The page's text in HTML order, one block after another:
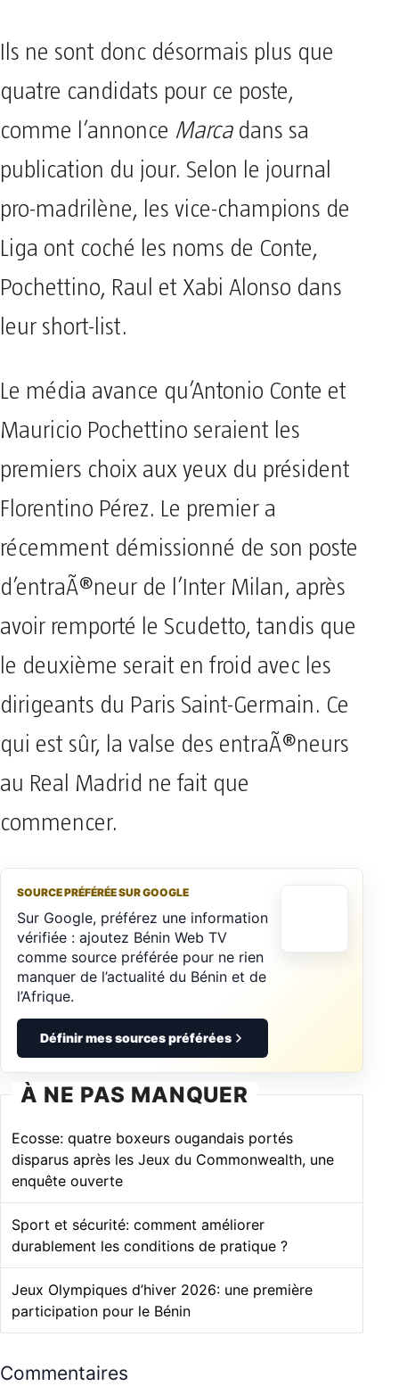
Ils ne sont donc désormais plus que
quatre candidats pour ce poste,
comme l’annonce Marca dans sa
publication du jour. Selon le journal
pro-madrilène, les vice-champions de
Liga ont coché les noms de Conte,
Pochettino, Raul et Xabi Alonso dans
leur short-list.
Le média avance qu’Antonio Conte et
Mauricio Pochettino seraient les
premiers choix aux yeux du président
Florentino Pérez. Le premier a
récemment démissionné de son poste
d’entraÃ®neur de l’Inter Milan, après
avoir remporté le Scudetto, tandis que
le deuxième serait en froid avec les
dirigeants du Paris Saint-Germain. Ce
qui est sûr, la valse des entraÃ®neurs
au Real Madrid ne fait que
commencer.
SOURCE PRÉFÉRÉE SUR GOOGLE
Sur Google, préférez une information
vérifiée : ajoutez Bénin Web TV
comme source préférée pour ne rien
manquer de l’actualité du Bénin et de
l’Afrique.
Définir mes sources préférées
À NE PAS MANQUER
Ecosse: quatre boxeurs ougandais portés
disparus après les Jeux du Commonwealth, une
enquête ouverte
Sport et sécurité: comment améliorer
durablement les conditions de pratique ?
Jeux Olympiques d’hiver 2026: une première
participation pour le Bénin
Commentaires